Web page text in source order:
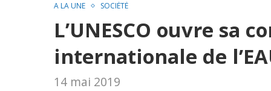
A LA UNE SOCIÉTÉ
L’UNESCO ouvre sa
internationale de
14 mai 2019